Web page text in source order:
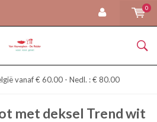
0
vanaf € 60.00 - Nedl. : € 80.00
met deksel Trend wit